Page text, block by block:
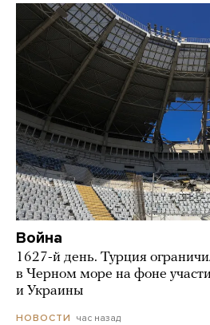
Война
1627-й день. Турция
в Черном море на фоне
и Украины
НОВОСТИ час назад